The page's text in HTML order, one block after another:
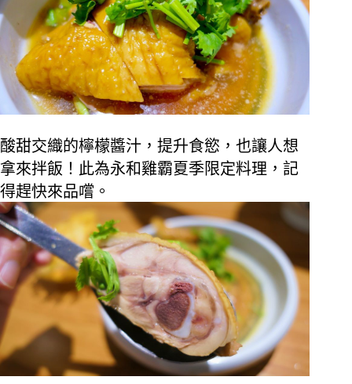
酸甜交織的檸檬醬汁，提升食慾，也讓人想
拿來拌飯！此為永和雞霸夏季限定料理，記
得趕快來品嚐。